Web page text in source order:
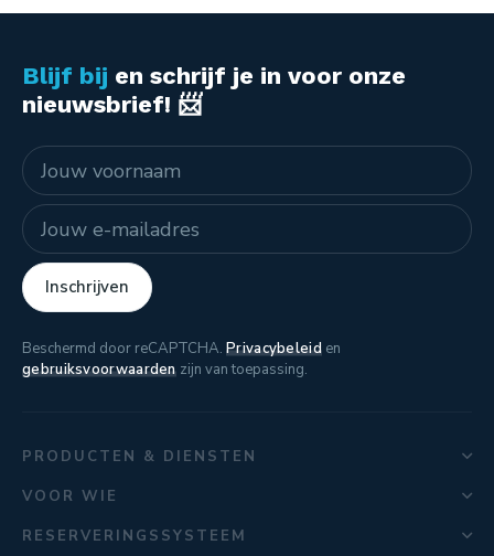
Blijf bij en schrijf je in voor onze
nieuwsbrief! 📨
Naam
E-mailadres
Inschrijven
Beschermd door reCAPTCHA. Privacybeleiden
gebruiksvoorwaardenzijn van toepassing.
PRODUCTEN & DIENSTEN
VOOR WIE
RESERVERINGSSYSTEEM